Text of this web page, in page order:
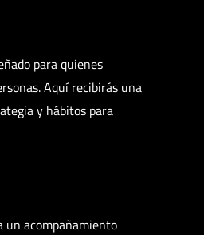
para quienes
Aquí recibirás una
y hábitos para
un acompañamiento